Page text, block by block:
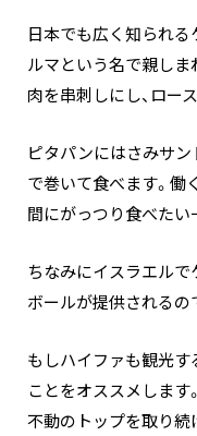
日本でも広く知られる
ルマという名で親しま
肉を串刺しにし、ロー
ピタパンにはさみサン
で巻いて食べます。働
間にがっつり食べたい
ちなみにイスラエルで
ボールが提供されるの
もしハイファも観光す
ことをオススメします
不動のトップを取り続